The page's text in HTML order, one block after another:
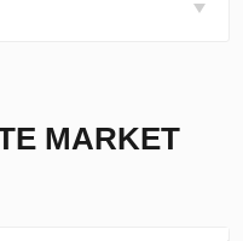
MARKET